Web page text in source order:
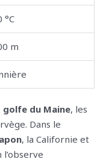
°C
m
golfe du Maine, les
Dans le
, la Californie et
l’observe